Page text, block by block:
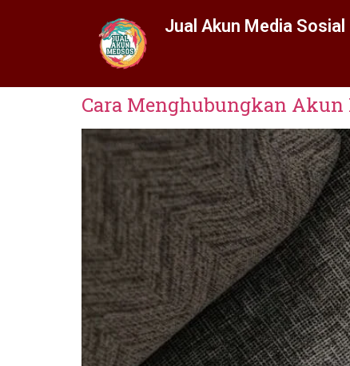
Jual Akun Media Sosial
Cara Menghubungkan Akun